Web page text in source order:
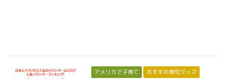
アメリカで子育て おすすめ育児グッズ